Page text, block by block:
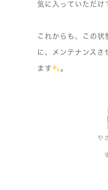
気に入っていただけ
これからも、この状
に、メンテナンスさ
ます 。